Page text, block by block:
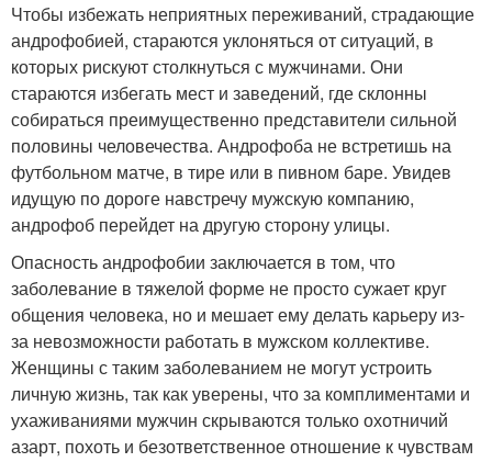
Чтобы избежать неприятных переживаний, страдающие
андрофобией, стараются уклоняться от ситуаций, в
которых рискуют столкнуться с мужчинами. Они
стараются избегать мест и заведений, где склонны
собираться преимущественно представители сильной
половины человечества. Андрофоба не встретишь на
футбольном матче, в тире или в пивном баре. Увидев
идущую по дороге навстречу мужскую компанию,
андрофоб перейдет на другую сторону улицы.
Опасность андрофобии заключается в том, что
заболевание в тяжелой форме не просто сужает круг
общения человека, но и мешает ему делать карьеру из-
за невозможности работать в мужском коллективе.
Женщины с таким заболеванием не могут устроить
личную жизнь, так как уверены, что за комплиментами и
ухаживаниями мужчин скрываются только охотничий
азарт, похоть и безответственное отношение к чувствам